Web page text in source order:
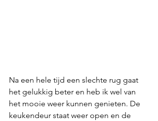
Na een hele tijd een slechte rug gaat
het gelukkig beter en heb ik wel van
het mooie weer kunnen genieten. De
keukendeur staat weer open en de